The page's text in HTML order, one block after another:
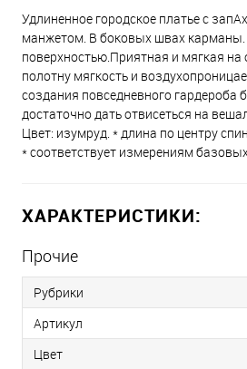
Удлиненное городское платье с
манжетом. В боковых швах карманы.
поверхностью.Приятная и мягкая
полотну мягкость и
создания повседневного гардероба
достаточно дать отвисеться на
Цвет: изумруд. * длина по центру
* соответствует измерениям
ХАРАКТЕРИСТИКИ:
Прочие
Рубрики
Артикул
Цвет